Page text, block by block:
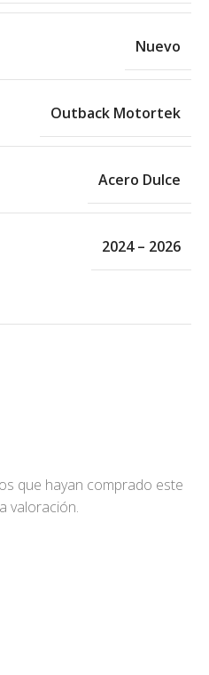
Nuevo
Outback Motortek
Acero Dulce
2024 – 2026
que hayan comprado este
valoración.